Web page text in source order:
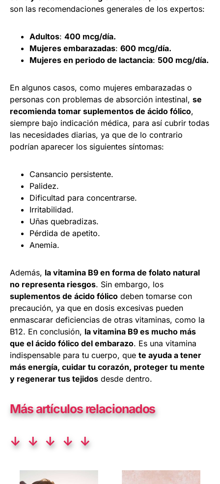
son las recomendaciones generales de los expertos:
Adultos: 400 mcg/día.
Mujeres embarazadas: 600 mcg/día.
Mujeres en periodo de lactancia: 500 mcg/día.
En algunos casos, como mujeres embarazadas o
personas con problemas de absorción intestinal, se
recomienda tomar suplementos de ácido fólico,
siempre bajo indicación médica, para así cubrir todas
las necesidades diarias, ya que de lo contrario
podrían aparecer los siguientes síntomas:
Cansancio persistente.
Palidez.
Dificultad para concentrarse.
Irritabilidad.
Uñas quebradizas.
Pérdida de apetito.
Anemia.
Además, la vitamina B9 en forma de folato natural
no representa riesgos. Sin embargo, los
suplementos de ácido fólico deben tomarse con
precaución, ya que en dosis excesivas pueden
enmascarar deficiencias de otras vitaminas, como la
B12. En conclusión, la vitamina B9 es mucho más
que el ácido fólico del embarazo. Es una vitamina
indispensable para tu cuerpo, que te ayuda a tener
más energía, cuidar tu corazón, proteger tu mente
y regenerar tus tejidos desde dentro.
Más artículos relacionados
↓ ↓ ↓ ↓ ↓